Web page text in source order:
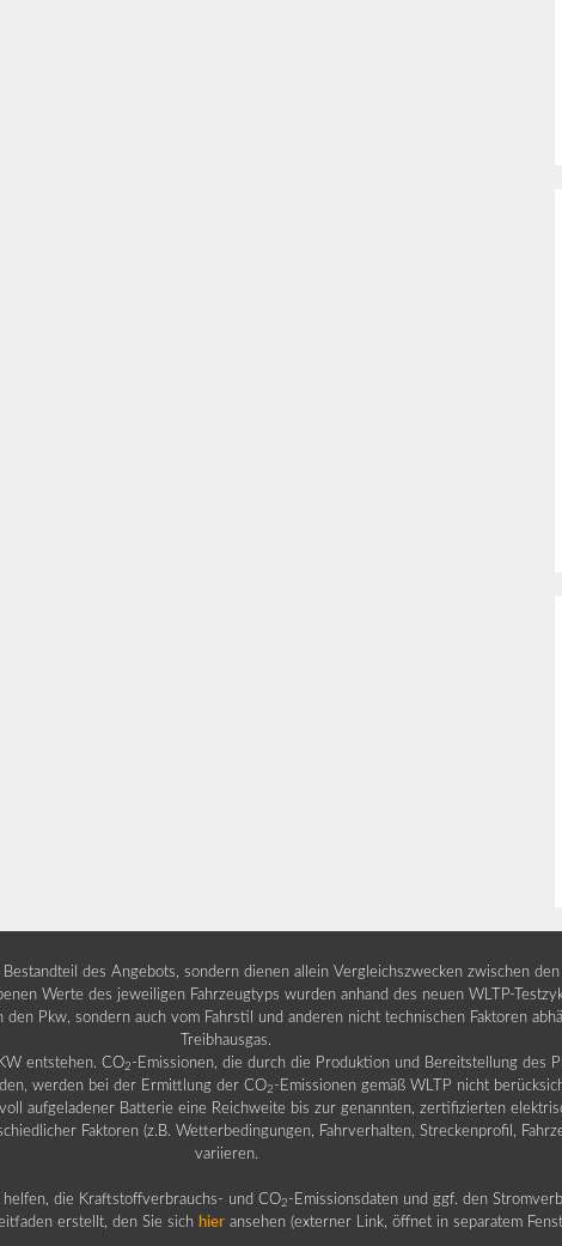
des Angebots, sondern dienen allein Vergleichszwecken zwischen
Werte des jeweiligen Fahrzeugtyps wurden anhand des neuen WLTP-
Pkw, sondern auch vom Fahrstil und anderen nicht technischen Faktoren
Treibhausgas.
entstehen. CO2 -Emissionen, die durch die Produktion und Bereitstellung des
werden bei der Ermittlung der CO2 -Emissionen gemäß WLTP nicht
aufgeladener Batterie eine Reichweite bis zur genannten, zertifizierten
Faktoren (z.B. Wetterbedingungen, Fahrverhalten, Streckenprofil,
variieren.
die Kraftstoffverbrauchs- und CO2 -Emissionsdaten und ggf. den
erstellt, den Sie sich hier ansehen (externer Link, öffnet in separatem